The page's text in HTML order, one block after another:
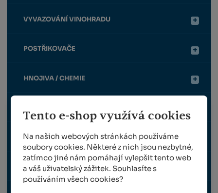
Tento e-shop využívá cookies
Na našich webových stránkách používáme
soubory cookies. Některé z nich jsou nezbytné,
zatímco jiné nám pomáhají vylepšit tento web
a váš uživatelský zážitek. Souhlasíte s
používáním všech cookies?
VYVAZOVÁNÍ VINOHRADU
POSTŘIKOVAČE
HNOJIVA / CHEMIE
SAZENICE RÉVY VINNÉ
NÁHRADNÍ DÍLY FELCO